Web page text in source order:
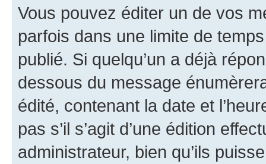
Vous pouvez éditer un de vos
parfois dans une limite de
publié. Si quelqu’un a déjà
dessous du message
édité, contenant la date et
pas s’il s’agit d’une édition
administrateur, bien qu’ils